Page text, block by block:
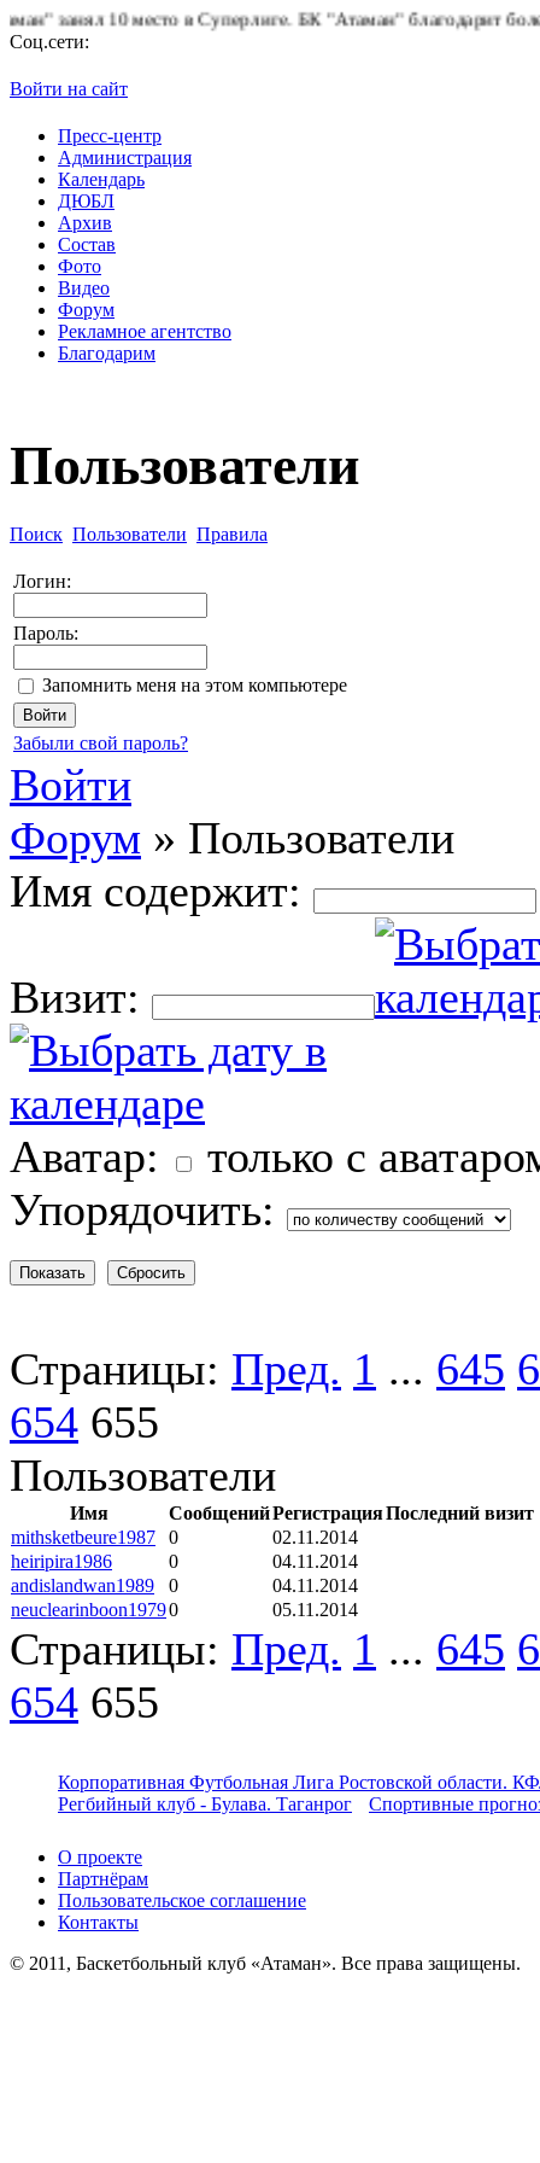
10 место в Суперлиге.БК "Атаман" благодарит
Соц.сети:
Войти на сайт
Пресс-центр
Администрация
Календарь
ДЮБЛ
Архив
Состав
Фото
Видео
Форум
Рекламное агентство
Благодарим
Пользователи
Поиск Пользователи Правила
Логин:
Пароль:
Запомнить меня на этом компьютере
Забыли свой пароль?
Войти
Форум » Пользователи
Имя содержит:
Визит:
Аватар:
только с
Упорядочить:
Страницы: Пред. 1 ... 645
654 655
Пользователи
Имя СообщенийРегистрацияПоследний визит
mithsketbeure1987
0
02.11.2014
heiripira1986
0
04.11.2014
andislandwan1989
0
04.11.2014
neuclearinboon19790 05.11.2014
Страницы: Пред. 1 ... 645
654 655
Корпоративная Футбольная Лига Ростовской области.
Регбийный клуб - Булава. Таганрог
Спортивные
О проекте
Партнёрам
Пользовательское соглашение
Контакты
© 2011, Баскетбольный клуб «Атаман». Все права защищены.